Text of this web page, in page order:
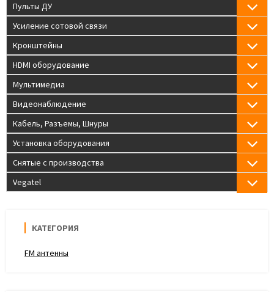
Пульты ДУ
Усиление сотовой связи
Кронштейны
HDMI оборудование
Мультимедиа
Видеонаблюдение
Кабель, Разъемы, Шнуры
Установка оборудования
Снятые с производства
Vegatel
КАТЕГОРИЯ
FM антенны